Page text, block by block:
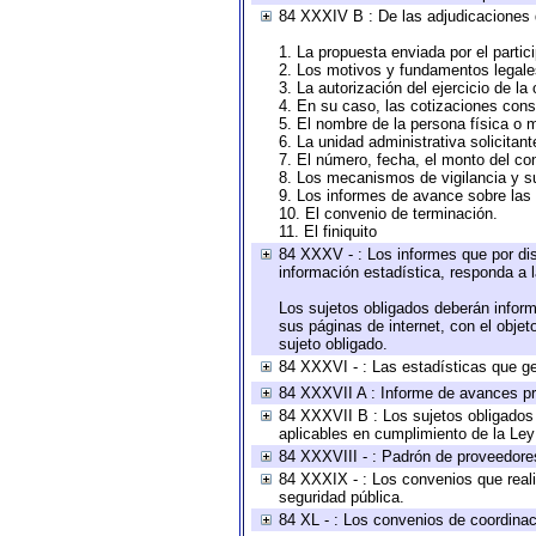
84 XXXIV B : De las adjudicaciones
1. La propuesta enviada por el
2. Los motivos y fundamentos
3. La autorización del ejercicio de la
4. En su caso, las cotizaciones
5. El nombre de la persona física o
6. La unidad administrativa
7. El número, fecha, el monto del
8. Los mecanismos de vigilancia y
9. Los informes de avance sobre
10. El convenio de terminación.
11. El finiquito
84 XXXV - : Los informes que por
información estadística, responda a
Los sujetos obligados deberán
sus páginas de internet, con el
sujeto obligado.
84 XXXVI - : Las estadísticas que
84 XXXVII A : Informe de avances
84 XXXVII B : Los sujetos
aplicables en cumplimiento de la
84 XXXVIII - : Padrón de
84 XXXIX - : Los convenios que
seguridad pública.
84 XL - : Los convenios de